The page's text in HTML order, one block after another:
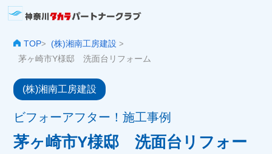
TOP> (株)湘南工房建設>
茅ヶ崎市Y様邸 洗面台リフォーム
(株)湘南工房建設
ビフォーアフター！施工事例
茅ヶ崎市Y様邸 洗面台リフォー